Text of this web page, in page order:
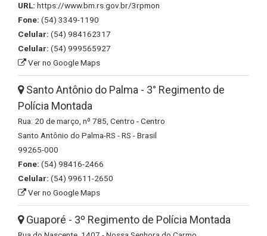
URL: https://www.bm.rs.gov.br/3rpmon
Fone: (54) 3349-1190
Celular: (54) 984162317
Celular: (54) 999565927
Ver no Google Maps
Santo Antônio do Palma - 3° Regimento de
Polícia Montada
Rua: 20 de março, nº 785, Centro - Centro
Santo Antônio do Palma-RS - RS - Brasil
99265-000
Fone: (54) 98416-2466
Celular: (54) 99611-2650
Ver no Google Maps
Guaporé - 3º Regimento de Polícia Montada